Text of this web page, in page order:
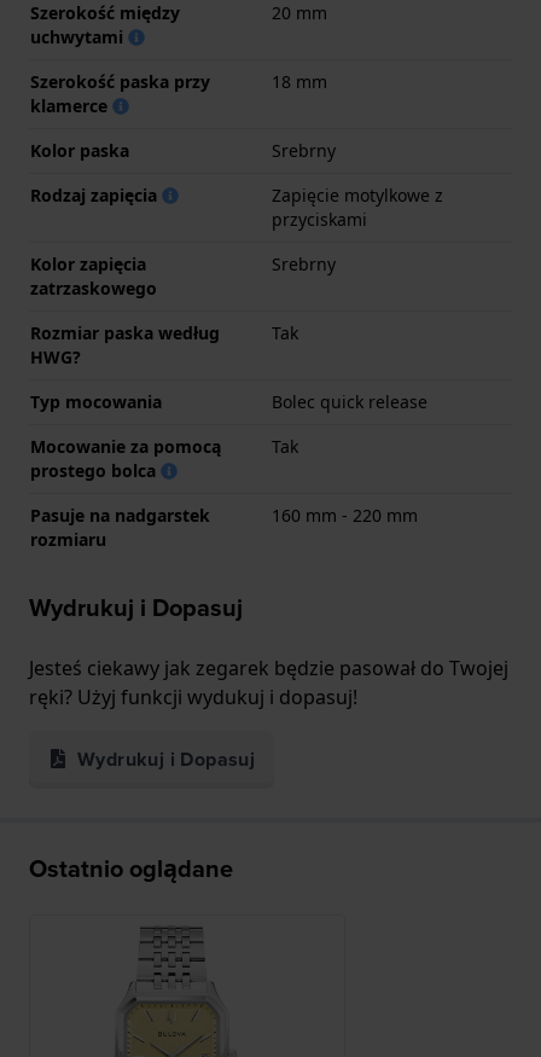
Szerokość między
uchwytami
20 mm
Szerokość paska przy
klamerce
18 mm
Kolor paska
Srebrny
Rodzaj zapięcia
Zapięcie motylkowe z
przyciskami
Kolor zapięcia
zatrzaskowego
Srebrny
Rozmiar paska według
HWG?
Tak
Typ mocowania
Bolec quick release
Mocowanie za pomocą
prostego bolca
Tak
Pasuje na nadgarstek
rozmiaru
160 mm - 220 mm
Wydrukuj i Dopasuj
Jesteś ciekawy jak zegarek będzie pasował do Twojej
ręki? Użyj funkcji wydukuj i dopasuj!
Wydrukuj i Dopasuj
Ostatnio oglądane